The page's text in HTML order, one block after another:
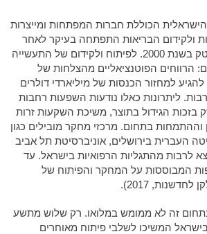
הכוללת חברות המפתחות ומייצרות
ולקידום הבריאות התפתחה בעיקר לאחר
התפוצצות בועת ההי-טק בשנת 2000. לפיתוח ולקידום של התעשייה
הרווחים הפוטנציאליים מהצלחות של
למחזור הכנסות של מיליארדי דולרים
ליתרונות כאלו נודעות השפעות רחבות
בזכות הגידול בתוצר, משיכת השקעות זרות
וההתמחות בתחום. מרכזי מחקר מובילים כגון
העברית בירושלים, אוניברסיטת תל אביב
לרבות מהתגליות הרפואיות בישראל. עד
המבוססות על המחקר והפיתוח של
2017).
זה לא ממומש במלואו. רק שלוש מתשע
המשיכו לשלבי פיתוח מאוחרים